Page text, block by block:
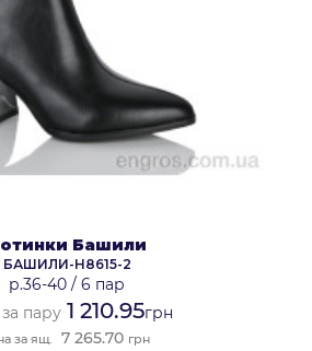
Башили
БАШИЛИ-H8615-2
р.36-40 / 6 пар
пару1 210.95грн
за ящ. 7 265.70 грн